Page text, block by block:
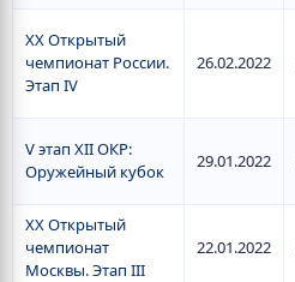
XX Открытый
чемпионат России.
Этап IV
26.02.2022
V этап XII ОКР:
Оружейный кубок
29.01.2022
XX Открытый
чемпионат
Москвы. Этап III
22.01.2022